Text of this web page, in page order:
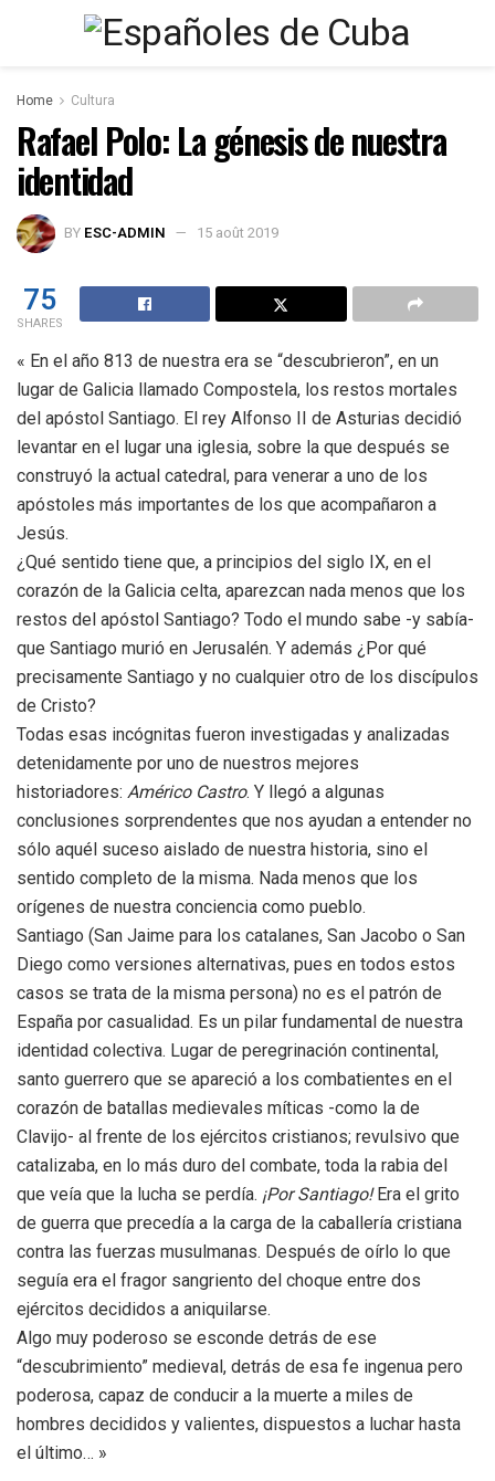
Home Cultura
Rafael Polo: La génesis de nuestra
identidad
BY ESC-ADMIN 15 août 2019
75
SHARES
« En el año 813 de nuestra era se “descubrieron”, en un
lugar de Galicia llamado Compostela, los restos mortales
del apóstol Santiago. El rey Alfonso II de Asturias decidió
levantar en el lugar una iglesia, sobre la que después se
construyó la actual catedral, para venerar a uno de los
apóstoles más importantes de los que acompañaron a
Jesús.
¿Qué sentido tiene que, a principios del siglo IX, en el
corazón de la Galicia celta, aparezcan nada menos que los
restos del apóstol Santiago? Todo el mundo sabe -y sabía-
que Santiago murió en Jerusalén. Y además ¿Por qué
precisamente Santiago y no cualquier otro de los discípulos
de Cristo?
Todas esas incógnitas fueron investigadas y analizadas
detenidamente por uno de nuestros mejores
historiadores: Américo Castro. Y llegó a algunas
conclusiones sorprendentes que nos ayudan a entender no
sólo aquél suceso aislado de nuestra historia, sino el
sentido completo de la misma. Nada menos que los
orígenes de nuestra conciencia como pueblo.
Santiago (San Jaime para los catalanes, San Jacobo o San
Diego como versiones alternativas, pues en todos estos
casos se trata de la misma persona) no es el patrón de
España por casualidad. Es un pilar fundamental de nuestra
identidad colectiva. Lugar de peregrinación continental,
santo guerrero que se apareció a los combatientes en el
corazón de batallas medievales míticas -como la de
Clavijo- al frente de los ejércitos cristianos; revulsivo que
catalizaba, en lo más duro del combate, toda la rabia del
que veía que la lucha se perdía. ¡Por Santiago!Era el grito
de guerra que precedía a la carga de la caballería cristiana
contra las fuerzas musulmanas. Después de oírlo lo que
seguía era el fragor sangriento del choque entre dos
ejércitos decididos a aniquilarse.
Algo muy poderoso se esconde detrás de ese
“descubrimiento” medieval, detrás de esa fe ingenua pero
poderosa, capaz de conducir a la muerte a miles de
hombres decididos y valientes, dispuestos a luchar hasta
el último… »